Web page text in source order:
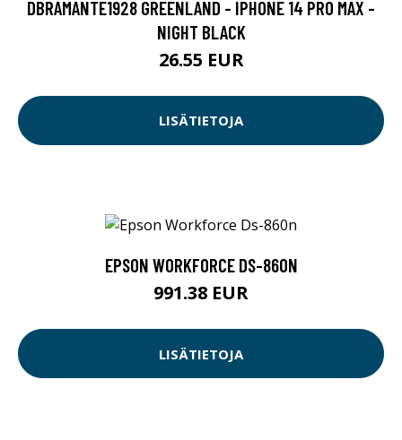
DBRAMANTE1928 GREENLAND - IPHONE 14 PRO MAX -
NIGHT BLACK
26.55 EUR
LISÄTIETOJA
EPSON WORKFORCE DS-860N
991.38 EUR
LISÄTIETOJA